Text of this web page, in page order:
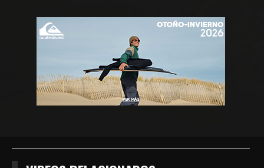
FacebookTwitter